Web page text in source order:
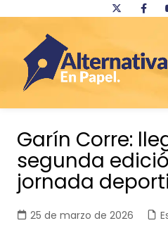
contenido
Garín Corre:
segunda
jornada
25 de marzo de 2026